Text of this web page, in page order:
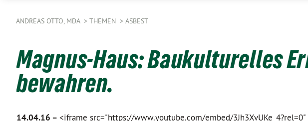
ANDREAS OTTO, MDA THEMEN ASBEST
Magnus-Haus: Baukulturelles
bewahren.
14.04.16 – <iframe src="https://www.youtube.com/embed/